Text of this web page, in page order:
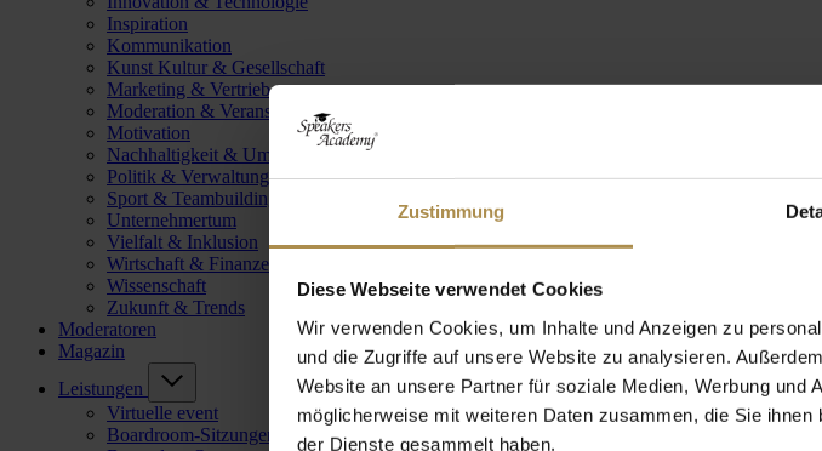
Zustimmung
Diese Webseite verwendet Cookies
Wir verwenden Cookies, um Inhalte und Anzeigen zu
und die Zugriffe auf unsere Website zu analysieren.
Website an unsere Partner für soziale Medien, Werbung und
möglicherweise mit weiteren Daten zusammen, die Sie
der Dienste gesammelt haben.
Inspiration
Kommunikation
Kunst Kultur & Gesellschaft
Marketing & Vertrieb
Moderation & Veranstaltungsleitung
Motivation
Nachhaltigkeit & Umwelt
Politik & Verwaltung
Sport & Teambuilding
Unternehmertum
Vielfalt & Inklusion
Wirtschaft & Finanzen
Wissenschaft
Zukunft & Trends
Moderatoren
Magazin
Leistungen
Virtuelle event
Boardroom-Sitzungen